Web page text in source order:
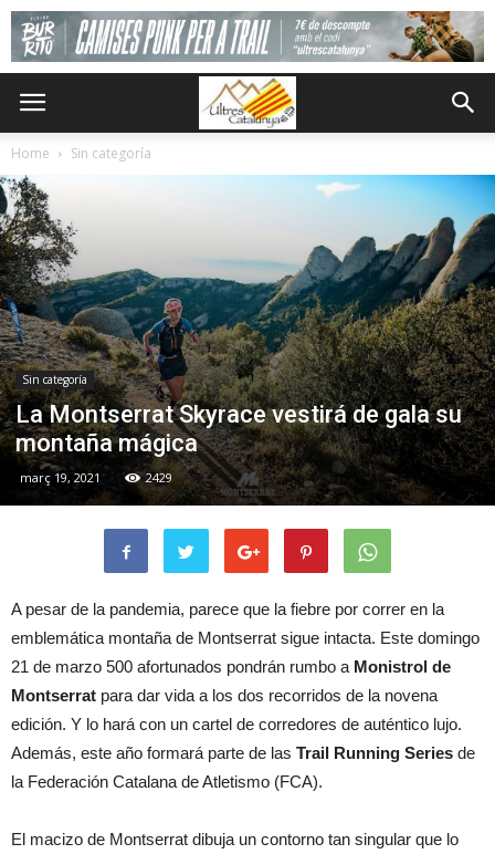
Home Sin categoría
Sin categoría
La Montserrat Skyrace vestirá de gala su
montaña mágica
març 19, 2021 2429
A pesar de la pandemia, parece que la fiebre por correr en la
emblemática montaña de Montserrat sigue intacta. Este domingo
21 de marzo 500 afortunados pondrán rumbo a Monistrol de
Montserrat para dar vida a los dos recorridos de la novena
edición. Y lo hará con un cartel de corredores de auténtico lujo.
Además, este año formará parte de las Trail Running Series de
la Federación Catalana de Atletismo (FCA).
El macizo de Montserrat dibuja un contorno tan singular que lo